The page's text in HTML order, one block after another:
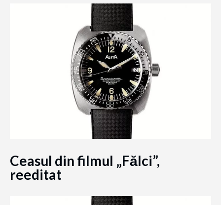
Ceasul din filmul „Fălci”,
reeditat